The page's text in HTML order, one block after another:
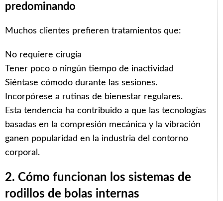
predominando
Muchos clientes prefieren tratamientos que:
No requiere cirugía
Tener poco o ningún tiempo de inactividad
Siéntase cómodo durante las sesiones.
Incorpórese a rutinas de bienestar regulares.
Esta tendencia ha contribuido a que las tecnologías
basadas en la compresión mecánica y la vibración
ganen popularidad en la industria del contorno
corporal.
2. Cómo funcionan los sistemas de
rodillos de bolas internas